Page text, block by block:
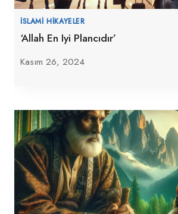
İSLAMI HIKAYELER
‘Allah En Iyi Plancıdır’
Kasım 26, 2024